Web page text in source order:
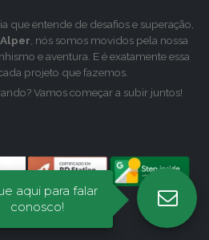
aqui para falar
conosco!
que entende de desafios e superação,
Alper, nós somos movidos pela nossa
e aventura. E é exatamente essa
projeto que fazemos.
Vamos começar a subir juntos!